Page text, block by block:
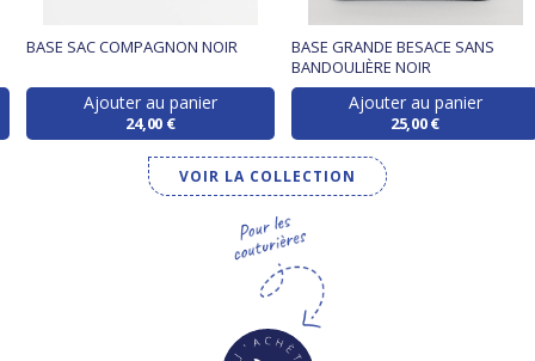
BASE SAC COMPAGNON NOIR
Ajouter au panier
24,00 €
BASE GRANDE BESACE SANS
BANDOULIÈRE NOIR
Ajouter au panier
25,00 €
VOIR LA COLLECTION